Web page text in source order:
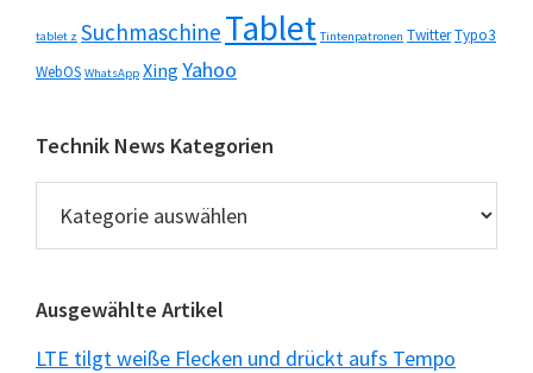
tablet z Suchmaschine Tablet Tintenpatronen TwitterTypo3
WebOS WhatsApp XingYahoo
Technik News Kategorien
News
Kategorien
Ausgewählte Artikel
LTE tilgt weiße Flecken und drückt aufs Tempo